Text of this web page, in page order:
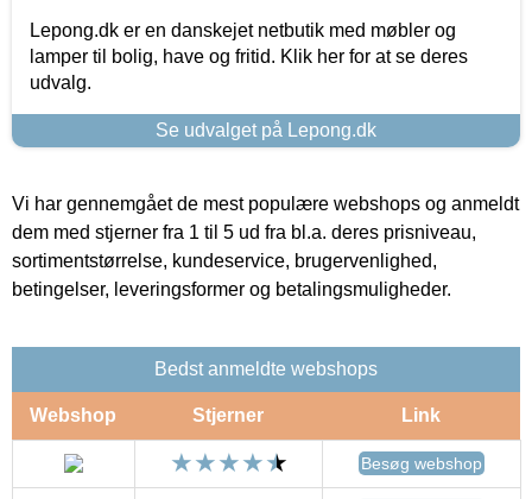
Lepong.dk er en danskejet netbutik med møbler og
lamper til bolig, have og fritid. Klik her for at se deres
udvalg.
Se udvalget på Lepong.dk
Vi har gennemgået de mest populære webshops og anmeldt
dem med stjerner fra 1 til 5 ud fra bl.a. deres prisniveau,
sortimentstørrelse, kundeservice, brugervenlighed,
betingelser, leveringsformer og betalingsmuligheder.
Bedst anmeldte webshops
Webshop Stjerner Link
Besøg webshop